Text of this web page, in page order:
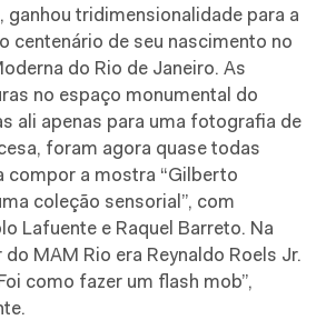
ganhou tridimensionalidade para a
centenário de seu nascimento no
do Rio de Janeiro. As
no espaço monumental do
ali apenas para uma fotografia de
foram agora quase todas
compor a mostra “Gilberto
coleção sensorial”, com
Lafuente e Raquel Barreto. Na
MAM Rio era Reynaldo Roels Jr.
como fazer um flash mob”,